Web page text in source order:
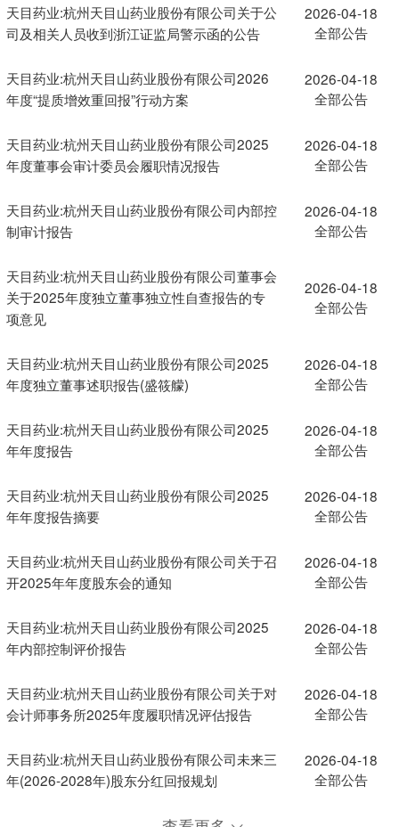
天目药业:杭州天目山药业股份有限公司关于公
司及相关人员收到浙江证监局警示函的公告
2026-04-18
全部公告
天目药业:杭州天目山药业股份有限公司2026
年度“提质增效重回报”行动方案
2026-04-18
全部公告
天目药业:杭州天目山药业股份有限公司2025
年度董事会审计委员会履职情况报告
2026-04-18
全部公告
天目药业:杭州天目山药业股份有限公司内部控
制审计报告
2026-04-18
全部公告
天目药业:杭州天目山药业股份有限公司董事会
关于2025年度独立董事独立性自查报告的专
项意见
2026-04-18
全部公告
天目药业:杭州天目山药业股份有限公司2025
年度独立董事述职报告(盛筱艨)
2026-04-18
全部公告
天目药业:杭州天目山药业股份有限公司2025
年年度报告
2026-04-18
全部公告
天目药业:杭州天目山药业股份有限公司2025
年年度报告摘要
2026-04-18
全部公告
天目药业:杭州天目山药业股份有限公司关于召
开2025年年度股东会的通知
2026-04-18
全部公告
天目药业:杭州天目山药业股份有限公司2025
年内部控制评价报告
2026-04-18
全部公告
天目药业:杭州天目山药业股份有限公司关于对
会计师事务所2025年度履职情况评估报告
2026-04-18
全部公告
天目药业:杭州天目山药业股份有限公司未来三
年(2026-2028年)股东分红回报规划
2026-04-18
全部公告